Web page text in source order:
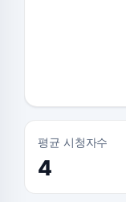
평균 시청자수
4